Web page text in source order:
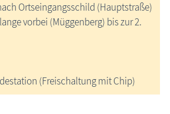
Ortseingangsschild (Hauptstraße)
vorbei (Müggenberg) bis zur 2.
(Freischaltung mit Chip)